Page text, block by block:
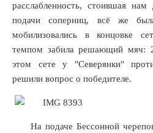
расслабленность, стоившая
подачи соперниц, всё же
мобилизовались в концовке
темпом забила решающий мяч:
этом сете у "Северянки"
решили вопрос о победителе.
На подаче Бессонной